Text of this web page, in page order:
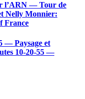
l’ARN — Tour de
Nelly Monnier:
France
— Paysage et
10-20-55 —